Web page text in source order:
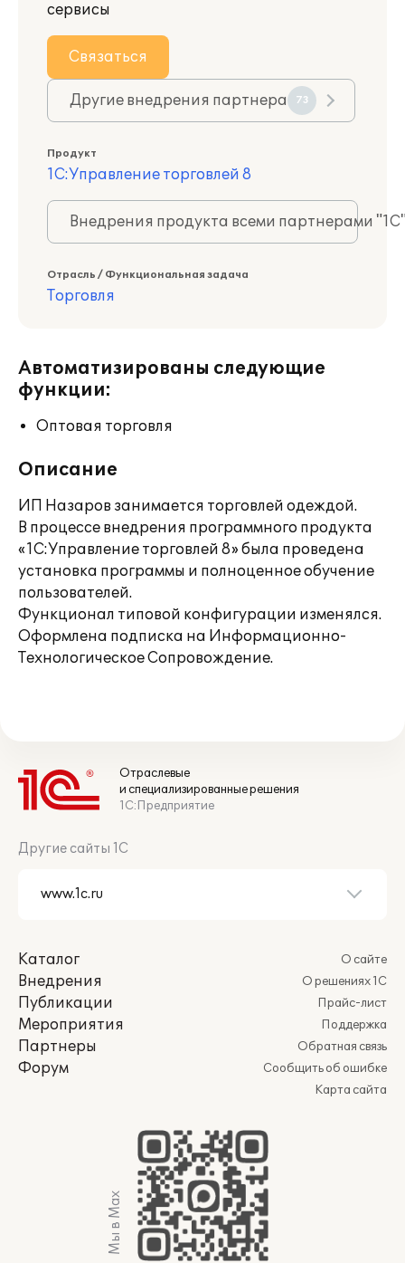
сервисы
Связаться
Другие внедрения партнера 73
Продукт
1С:Управление торговлей 8
Внедрения продукта всеми партнерами
Отрасль / Функциональная задача
Торговля
Автоматизированы следующие
функции:
Оптовая торговля
Описание
ИП Назаров занимается торговлей одеждой.
В процессе внедрения программного продукта
«1С:Управление торговлей 8» была проведена
установка программы и полноценное обучение
пользователей.
Функционал типовой конфигурации изменялся.
Оформлена подписка на Информационно-
Технологическое Сопровождение.
Отраслевые
и специализированные решения
1С:Предприятие
Другие сайты 1С
Каталог
Внедрения
Публикации
Мероприятия
Партнеры
Форум
О сайте
О решениях 1С
Прайс-лист
Поддержка
Обратная связь
Сообщить об ошибке
Карта сайта
Мы в Max